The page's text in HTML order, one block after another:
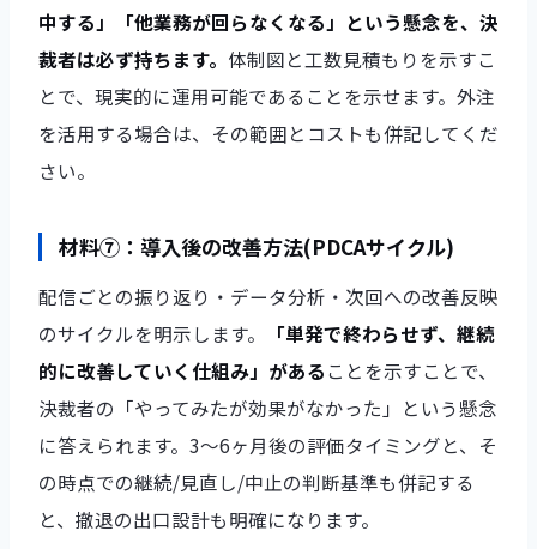
中する」「他業務が回らなくなる」という懸念を、決
裁者は必ず持ちます。 体制図と工数見積もりを示すこ
とで、現実的に運用可能であることを示せます。外注
を活用する場合は、その範囲とコストも併記してくだ
さい。
材料⑦：導入後の改善方法(PDCAサイクル)
配信ごとの振り返り・データ分析・次回への改善反映
のサイクルを明示します。
「単発で終わらせず、継続
的に改善していく仕組み」がある ことを示すことで、
決裁者の「やってみたが効果がなかった」という懸念
に答えられます。3〜6ヶ月後の評価タイミングと、そ
の時点での継続/見直し/中止の判断基準も併記する
と、撤退の出口設計も明確になります。